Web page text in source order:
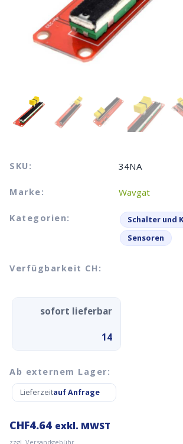
SKU: 34NA
Marke: Wavgat
Kategorien:
Schalter und
Sensoren
Verfügbarkeit CH:
sofort lieferbar
14
Ab externem Lager:
Lieferzeitauf Anfrage
CHF4.64 exkl. MWST
zzgl. Versandgebühr